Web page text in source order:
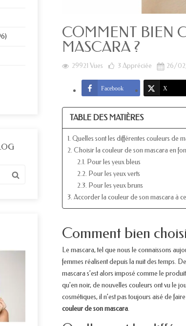
COMMENT BIEN
MASCARA ?
29921 Vues 3 Appréciée 26/
Facebook X
TABLE DES MATIÈRES
1. Quelles sont les différentes couleurs de
2. Choisir la couleur de son mascara en
2.1. Pour les yeux bleus
2.2. Pour les yeux verts
2.3. Pour les yeux bruns
3. Accorder la couleur de son mascara à
Comment bien
Le mascara, tel que nous le connaissons
femmes réalisent depuis la nuit des temps.
mascara s’est alors imposé comme le
qu’en noir, de nouvelles couleurs ont vu le
cosmétiques, il n’est pas toujours aisé de
couleur de son mascara.